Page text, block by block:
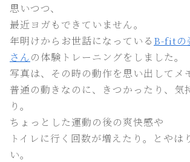
思いつつ、
最近ヨガもできていません。
年明けからお世話になっている B-fitの
さんの体験トレーニングをしました。
写真は、その時の動作を思い出してメ
普通の動きなのに、きつかったり、気
り。
ちょっとした運動の後の爽快感や
トイレに行く回数が増えたり。とやは
い。